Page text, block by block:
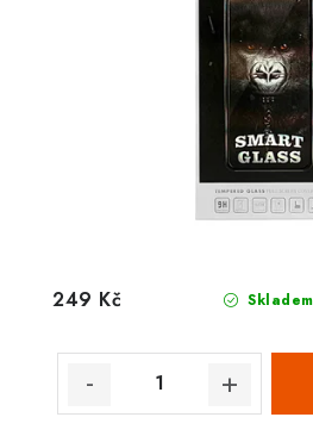
Skladem
249 Kč